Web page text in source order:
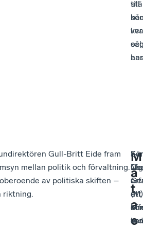
till
Gull-Britt Eide fram
mellan politik och förvaltning.
av politiska skiften –
riktning.
M
ä
t
a
o
För
–
är
ett
att